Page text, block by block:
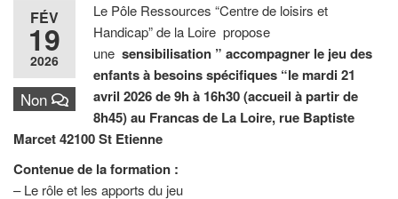
FÉV
19
2026
Non
Le Pôle Ressources “Centre de loisirs et
Handicap” de la Loire propose
une sensibilisation ” accompagner le jeu des
enfants à besoins spécifiques “le mardi 21
avril 2026 de 9h à 16h30 (accueil à partir de
8h45) au Francas de La Loire, rue Baptiste
Marcet 42100 St Etienne
Contenue de la formation :
– Le rôle et les apports du jeu